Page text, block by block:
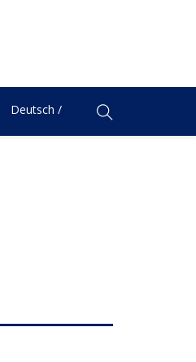
Deutsch /